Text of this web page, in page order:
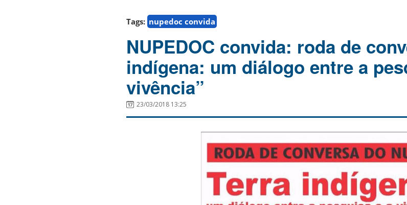
Tags: nupedoc convida
NUPEDOC convida: roda de
indígena: um diálogo entre a
vivência”
23/03/2018 13:25